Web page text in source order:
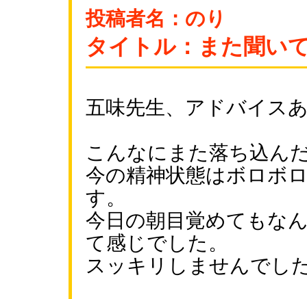
投稿者名：のり
タイトル：また聞い
五味先生、アドバイス
こんなにまた落ち込ん
今の精神状態はボロボ
す。
今日の朝目覚めてもな
て感じでした。
スッキリしませんでし